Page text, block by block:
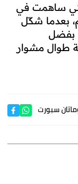
ساهمت في
بعدما شكّل
بفضل
طوال مشوار
سبورت